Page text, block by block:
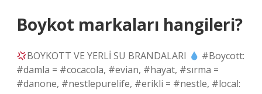
Boykot markaları hangileri?
BOYKOTT VE YERLİ SU BRANDALARI
#Boycott:
#damla = #cocacola, #evian, #hayat, #sırma =
#danone, #nestlepurelife, #erikli = #nestle, #local: